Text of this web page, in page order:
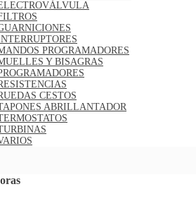
PROGRAMADORES
Y BISAGRAS
CESTOS
ABRILLANTADOR